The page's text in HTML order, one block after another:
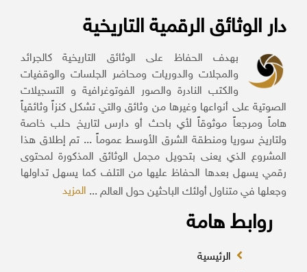
دار الوثائق الرقمية التاريخية
بهدف الحفاظ على الوثائق التاريخية كالجرائد
والمجلات والدوريات ومحاضر الجلسات والوقفيات
والكتب النادرة والصور الفوتوغرافية و التسجيلات
الصوتية على أنواعها وغيرها من وثائق والتي تشكل كنزاً وثائقياً
هاماً ومرجعاً موثوقاً لأي باحث أو دارس لتاريخ حلب خاصة
ولتاريخ سوريا ومنطقة الشرق الأوسط عموماً ... تم إطلاق هذا
المشروع الذي يعنى بتحويل مجمل الوثائق المذكورة لمحتوى
رقمي يسهل بعدها الحفاظ عليها من التلف كما يسهل تداولها
وجعلها في متناول أولئك الباحثين حول العالم ...المزيد
روابط هامة
الرئيسية